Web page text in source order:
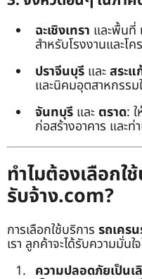
ฉะเชิงเทรา และพื้นที่
สำหรับโรงงานและโ
ปราจีนบุรี และสระแ
และนิคมอุตสาหกรรม
จันทบุรี และ ตราด:
ก่อสร้างอาคาร และท่
ทำไมต้องเลือกใ
รับจ้าง.com?
การเลือกใช้บริการ รถเคร
เรา ลูกค้าจะได้รับความมั่น
ความปลอดภัยเป็นเ